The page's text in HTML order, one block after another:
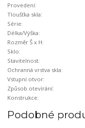
Provedení:
Tloušťka skla:
Série:
Délka/Výška:
Rozměr Š x H:
Sklo:
Stavitelnost:
Ochranná vrstva skla:
Vstupní otvor:
Způsob otevírání:
Konstrukce:
Podobné